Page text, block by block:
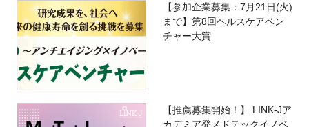
【参加企業募集：7月21日(火)
まで】第8回ヘルスケアベン
チャー大賞
【推薦募集開始！】 LINK-Jア
カデミア発メドテックイノベ